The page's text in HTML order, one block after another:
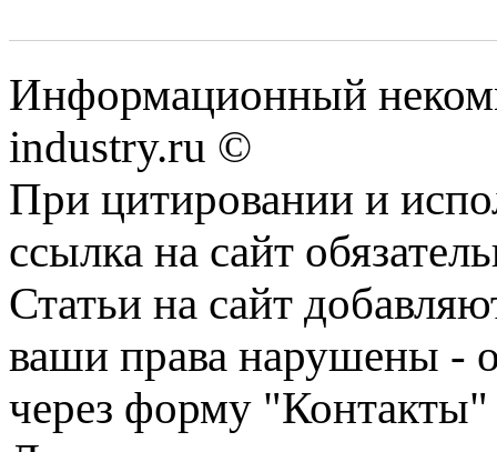
Информационный
industry.ru ©
При цитировании и
ссылка на сайт
Статьи на сайт
ваши права нарушены -
через форму "Контакты"